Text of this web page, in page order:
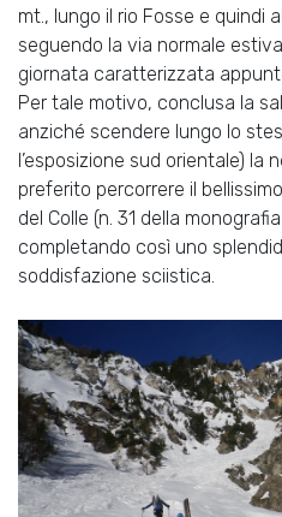
mt., lungo il rio Fosse e quindi
seguendo la via normale
giornata caratterizzata
Per tale motivo, conclusa la
anziché scendere lungo lo
l’esposizione sud orientale) la
preferito percorrere il
del Colle (n. 31 della
completando così uno
soddisfazione sciistica.